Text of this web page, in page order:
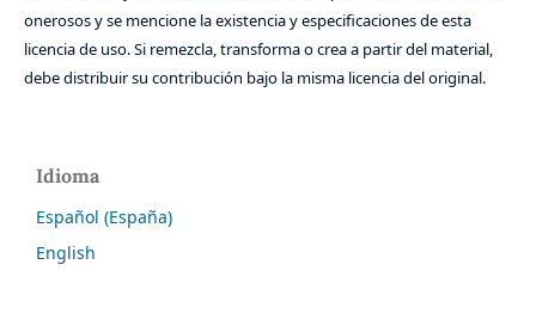
onerosos y se mencione la existencia y especificaciones de esta
licencia de uso. Si remezcla, transforma o crea a partir del material,
debe distribuir su contribución bajo la misma licencia del original.
Idioma
Español (España)
English